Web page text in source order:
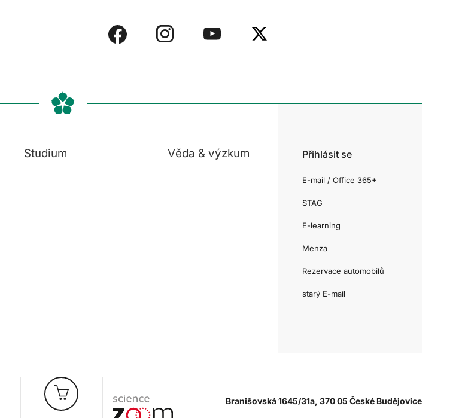
Studium Věda & výzkum Přihlásit se
E-mail / Office 365+
STAG
E-learning
Menza
Rezervace automobilů
starý E-mail
Branišovská 1645/31a, 370 05 České Budějovice